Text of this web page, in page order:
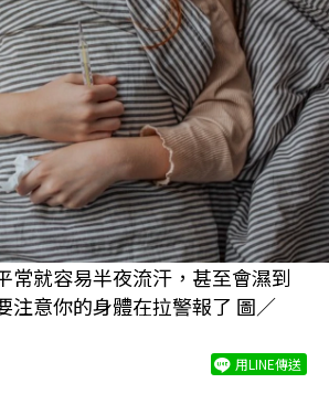
常就容易半夜流汗，甚至會濕到
注意你的身體在拉警報了 圖／
用LINE傳送